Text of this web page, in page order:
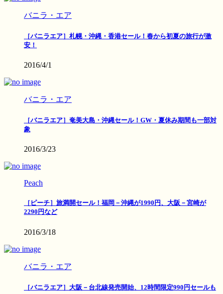
バニラ・エア
［バニラエア］札幌・沖縄・香港セール！春から初夏の旅行が激
安！
2016/4/1
バニラ・エア
［バニラエア］奄美大島・沖縄セール！GW・夏休み期間も一部対
象
2016/3/23
Peach
［ピーチ］旅満開セール！福岡－沖縄が1990円、大阪－宮崎が
2290円など
2016/3/18
バニラ・エア
［バニラエア］大阪－台北線発売開始、12時間限定990円セールも